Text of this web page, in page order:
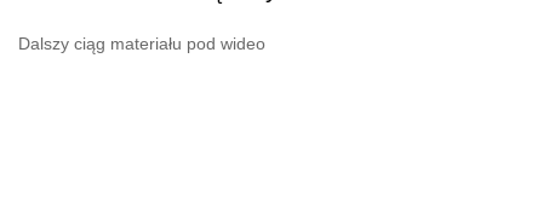
Dalszy ciąg materiału pod wideo